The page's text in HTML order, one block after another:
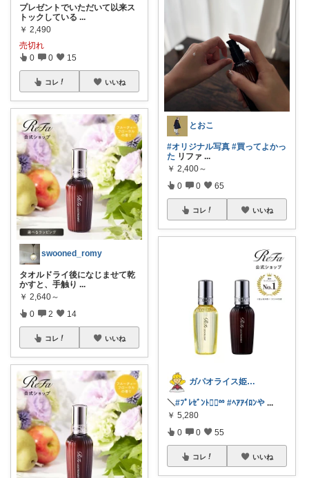
プレゼントでいただいて以来ス
トックしている ...
￥ 2,490
売切れ
0 0 15
コレ いいね
swooned_romy
タオルドライ後になじませて乾
かすと、手触り ...
￥ 2,640～
0 2 14
コレ いいね
とおこ
#オリジナル写真 #買ってよかっ
た リファ ...
￥ 2,400～
0 0 65
コレ いいね
ガパオライス姫👸🌶️🌶️🌶️
＼#ﾌﾟﾚｾﾞﾝﾄ╋⃞ྉ #ﾍｱｱｲﾛﾝや ...
￥ 5,280
0 0 55
コレ いいね